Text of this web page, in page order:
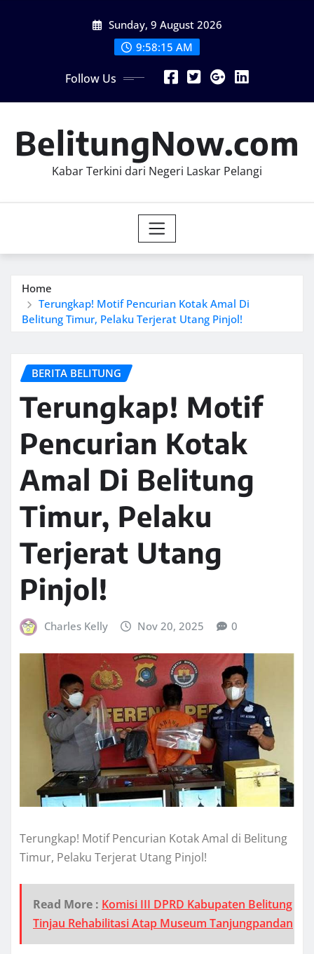
Sunday, 9 August 2026
9:58:17 AM
Follow Us
BelitungNow.com
Kabar Terkini dari Negeri Laskar Pelangi
Home
Terungkap! Motif Pencurian Kotak Amal Di
Belitung Timur, Pelaku Terjerat Utang Pinjol!
BERITA BELITUNG
Terungkap! Motif
Pencurian Kotak
Amal Di Belitung
Timur, Pelaku
Terjerat Utang
Pinjol!
Charles Kelly Nov 20, 2025 0
Terungkap! Motif Pencurian Kotak Amal di Belitung
Timur, Pelaku Terjerat Utang Pinjol!
Read More : Komisi III DPRD Kabupaten Belitung
Tinjau Rehabilitasi Atap Museum Tanjungpandan